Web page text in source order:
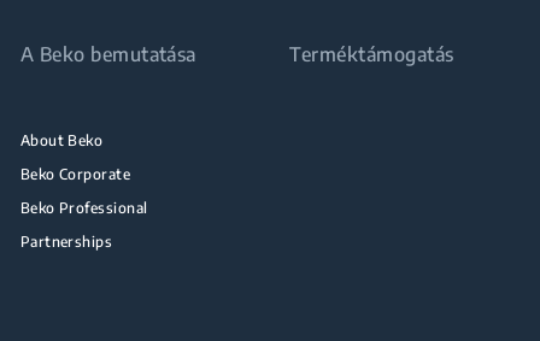
A Beko bemutatása
About Beko
Beko Corporate
Beko Professional
Partnerships
Terméktámogatás